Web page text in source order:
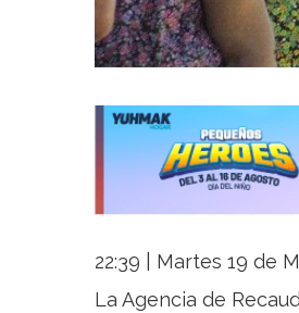
22:39 | Martes 19 de
La Agencia de